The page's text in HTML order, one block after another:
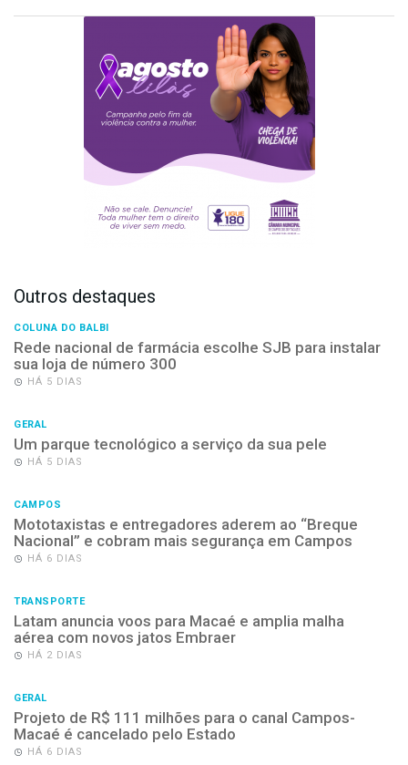
Outros destaques
COLUNA DO BALBI
Rede nacional de farmácia escolhe SJB para instalar
sua loja de número 300
HÁ 5 DIAS
GERAL
Um parque tecnológico a serviço da sua pele
HÁ 5 DIAS
CAMPOS
Mototaxistas e entregadores aderem ao “Breque
Nacional” e cobram mais segurança em Campos
HÁ 6 DIAS
TRANSPORTE
Latam anuncia voos para Macaé e amplia malha
aérea com novos jatos Embraer
HÁ 2 DIAS
GERAL
Projeto de R$ 111 milhões para o canal Campos-
Macaé é cancelado pelo Estado
HÁ 6 DIAS